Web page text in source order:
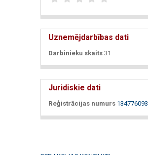
Uznemējdarbības dati
Darbinieku skaits 31
Juridiskie dati
Reģistrācijas numurs 134776093